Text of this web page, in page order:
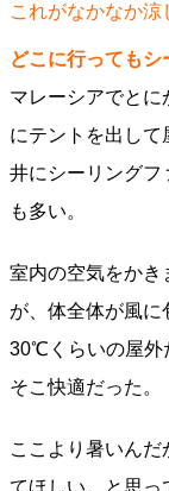
これがなかなか涼
どこに行っても
マレーシアでと
にテントを出して
井にシーリングフ
も多い。
室内の空気をかき
が、体全体が風に
30℃くらいの屋外
そこ快適だった。
ここより暑いん
てほしい。と思っ